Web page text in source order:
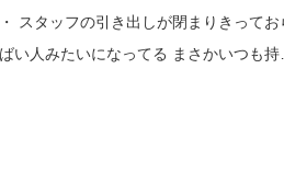
スタッフの引き出しが閉まりきってお
なってる まさかいつも持っ